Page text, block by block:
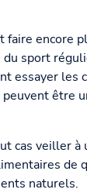
faire encore
du sport
essayer les
être
cas veiller à
de
naturels.